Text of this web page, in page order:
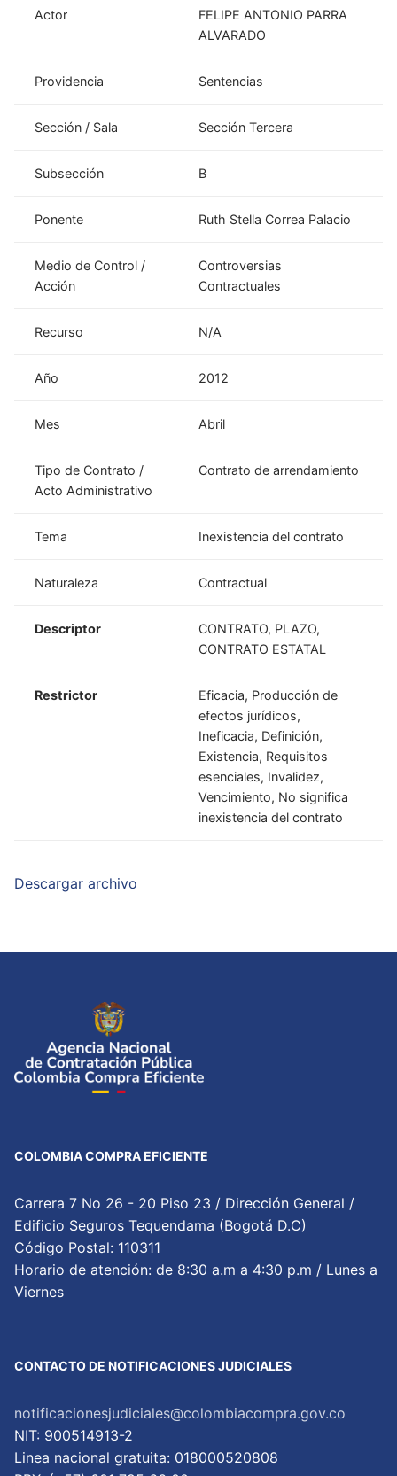
Actor
FELIPE ANTONIO PARRA
ALVARADO
Providencia Sentencias
Sección / Sala Sección Tercera
Subsección B
Ponente Ruth Stella Correa Palacio
Medio de Control /
Acción
Controversias
Contractuales
Recurso N/A
Año 2012
Mes Abril
Tipo de Contrato /
Acto Administrativo
Contrato de arrendamiento
Tema Inexistencia del contrato
Naturaleza Contractual
Descriptor
CONTRATO, PLAZO,
CONTRATO ESTATAL
Restrictor
Eficacia, Producción de
efectos jurídicos,
Ineficacia, Definición,
Existencia, Requisitos
esenciales, Invalidez,
Vencimiento, No significa
inexistencia del contrato
Descargar archivo
COLOMBIA COMPRA EFICIENTE
Carrera 7 No 26 - 20 Piso 23 / Dirección General /
Edificio Seguros Tequendama (Bogotá D.C)
Código Postal: 110311
Horario de atención: de 8:30 a.m a 4:30 p.m / Lunes a
Viernes
CONTACTO DE NOTIFICACIONES JUDICIALES
notificacionesjudiciales@colombiacompra.gov.co
NIT: 900514913-2
Linea nacional gratuita: 018000520808